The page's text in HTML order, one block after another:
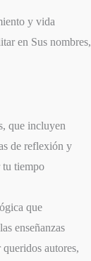
y vida
en Sus nombres,
que incluyen
de reflexión y
tu tiempo
que
enseñanzas
autores,